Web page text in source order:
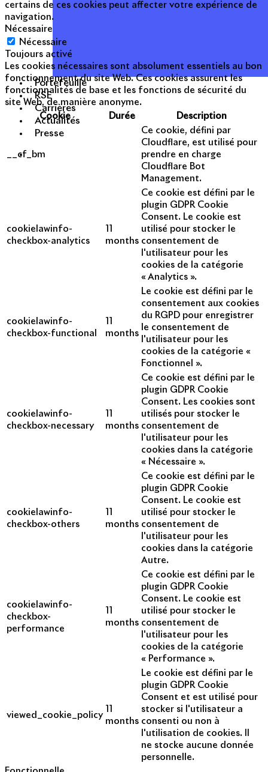
Portefeuille
RSE
Carrières
Actualités
Presse
certains de ces cookies peut affecter votre expérience de
navigation.
Nécessaire
Nécessaire
Toujours activé
Les cookies nécessaires sont absolument essentiels au bon
fonctionnement du site Web. Ces cookies assurent les
fonctionnalités de base et les fonctions de sécurité du
site Web, de manière anonyme.
Cookie
Durée Description
__cf_bm
Ce cookie, défini par
Cloudflare, est utilisé pour
prendre en charge
Cloudflare Bot
Management.
cookielawinfo-
checkbox-analytics
months
Ce cookie est défini par le
plugin GDPR Cookie
Consent. Le cookie est
utilisé pour stocker le
consentement de
l'utilisateur pour les
cookies de la catégorie
« Analytics ».
cookielawinfo-
checkbox-functional
months
Le cookie est défini par le
consentement aux cookies
du RGPD pour enregistrer
le consentement de
l'utilisateur pour les
cookies de la catégorie «
Fonctionnel ».
cookielawinfo-
checkbox-necessary
months
Ce cookie est défini par le
plugin GDPR Cookie
Consent. Les cookies sont
utilisés pour stocker le
consentement de
l'utilisateur pour les
cookies dans la catégorie
« Nécessaire ».
cookielawinfo-
checkbox-others
months
Ce cookie est défini par le
plugin GDPR Cookie
Consent. Le cookie est
utilisé pour stocker le
consentement de
l'utilisateur pour les
cookies dans la catégorie
Autre.
cookielawinfo-
checkbox-
performance
months
Ce cookie est défini par le
plugin GDPR Cookie
Consent. Le cookie est
utilisé pour stocker le
consentement de
l'utilisateur pour les
cookies de la catégorie
« Performance ».
viewed_cookie_policy
months
Le cookie est défini par le
plugin GDPR Cookie
Consent et est utilisé pour
stocker si l'utilisateur a
consenti ou non à
l'utilisation de cookies. Il
ne stocke aucune donnée
personnelle.